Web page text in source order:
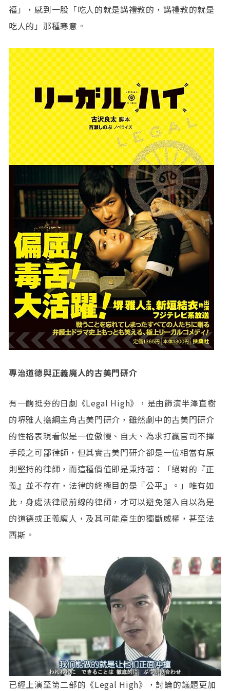
福」，感到一股「吃人的就是講禮教的，講禮教的就是
吃人的」那種寒意。
專治道德與正義魔人的古美門研介
有一齣挺夯的日劇《Legal High》，是由飾演半澤直樹
的堺雅人擔綱主角古美門研介，雖然劇中的古美門研介
的性格表現看似是一位傲慢、自大、為求打贏官司不擇
手段之可鄙律師，但其實古美門研介卻是一位相當有原
則堅持的律師，而這種價值即是秉持著：「絕對的『正
義』並不存在，法律的終極目的是『公平』。」唯有如
此，身處法律最前線的律師，才可以避免落入自以為是
的道德或正義魔人，及其可能產生的獨斷威權，甚至法
西斯。
已經上演至第二部的《Legal High》，討論的議題更加